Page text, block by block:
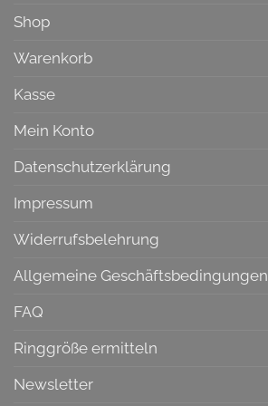
Shop
Warenkorb
Kasse
Mein Konto
Datenschutzerklärung
Impressum
Widerrufsbelehrung
Allgemeine Geschäftsbedingungen
FAQ
Ringgröße ermitteln
Newsletter